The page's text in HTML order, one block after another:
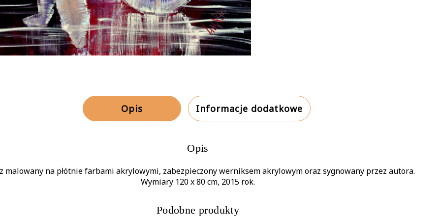
Opis Informacje dodatkowe
Opis
malowany na płótnie farbami akrylowymi, zabezpieczony werniksem akrylowym oraz sygnowany przez autora.
Wymiary 120 x 80 cm, 2015 rok.
Podobne produkty